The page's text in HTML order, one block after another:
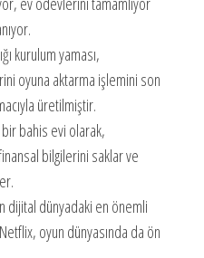
kurulum yaması,
oyuna aktarma işlemini son
üretilmiştir.
bahis evi olarak,
bilgilerini saklar ve
dijital dünyadaki en önemli
oyun dünyasında da ön